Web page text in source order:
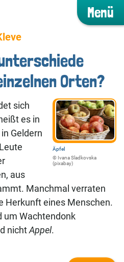
Menü
Orten?
Äpfel
©️ Ivana Sladkovska
(pixabay)
sich
es in
in Geldern
aus
Manchmal verraten
Herkunft eines Menschen.
um Wachtendonk
nichtAppel.